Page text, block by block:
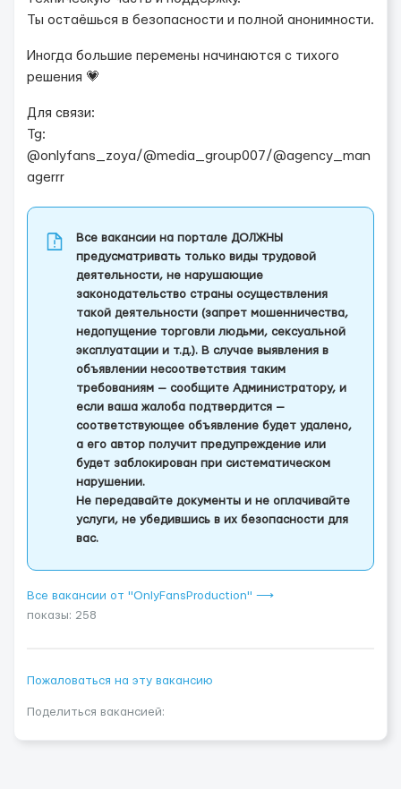
Ты остаёшься в безопасности и полной анонимности.
Иногда большие перемены начинаются с тихого
решения 💗
Для связи:
Tg:
@onlyfans_zoya/@media_group007/@agency_man
agerrr
Все вакансии на портале ДОЛЖНЫ
предусматривать только виды трудовой
деятельности, не нарушающие
законодательство страны осуществления
такой деятельности (запрет мошенничества,
недопущение торговли людьми, сексуальной
эксплуатации и т.д.). В случае выявления в
объявлении несоответствия таким
требованиям — сообщите Администратору, и
если ваша жалоба подтвердится —
соответствующее объявление будет удалено,
а его автор получит предупреждение или
будет заблокирован при систематическом
нарушении.
Не передавайте документы и не оплачивайте
услуги, не убедившись в их безопасности для
вас.
Все вакансии от "OnlyFansProduction" ⟶
показы: 258
Пожаловаться на эту вакансию
Поделиться вакансией: